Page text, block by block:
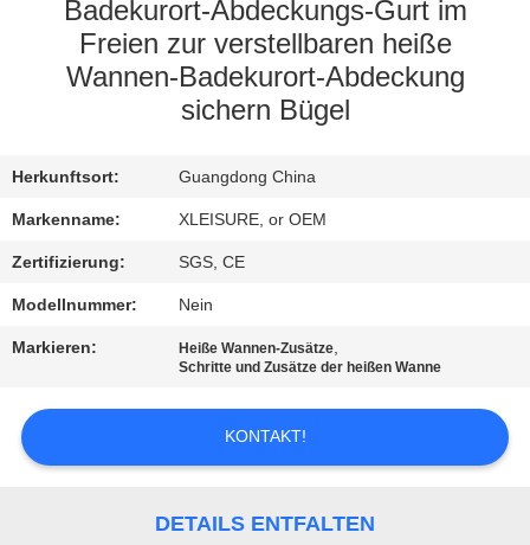
CONTROL
CONTACT
A
QUOTE
SITEMAP
PRIVACY
POLICY
Badekurort-Abdeckungs-Gurt im
Freien zur verstellbaren heiße
Wannen-Badekurort-Abdeckung
sichern Bügel
Herkunftsort: Guangdong China
Markenname: XLEISURE, or OEM
Zertifizierung: SGS, CE
Modellnummer: Nein
Markieren: Heiße Wannen-Zusätze,
Schritte und Zusätze der heißen Wanne
KONTAKT!
DETAILS ENTFALTEN